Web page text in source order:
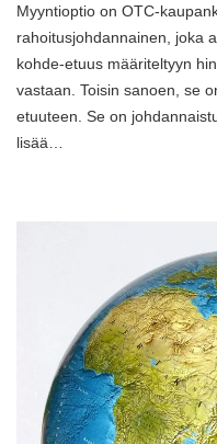
Myyntioptio on OTC-
rahoitusjohdannainen, joka
kohde-etuus määriteltyyn
vastaan. Toisin sanoen, se
etuuteen. Se on
lisää…